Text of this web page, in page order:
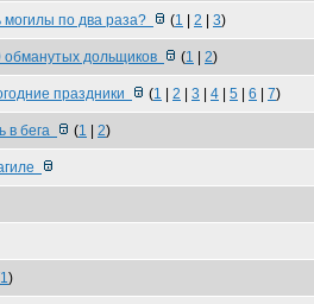
могилы по два раза? (1 2 3)
обманутых дольщиков (1 2)
праздники (1 2 3 4 5 6 7)
в бега (1 2)
1)